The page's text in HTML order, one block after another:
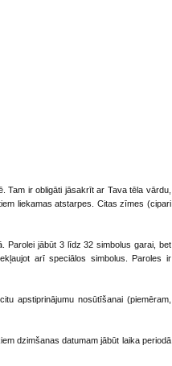
Tam ir obligāti jāsakrīt ar Tava tēla vārdu,
liekamas atstarpes. Citas zīmes (cipari
Parolei jābūt 3 līdz 32 simbolus garai, bet
arī speciālos simbolus. Paroles ir
apstiprinājumu nosūtīšanai (piemēram,
dzimšanas datumam jābūt laika periodā